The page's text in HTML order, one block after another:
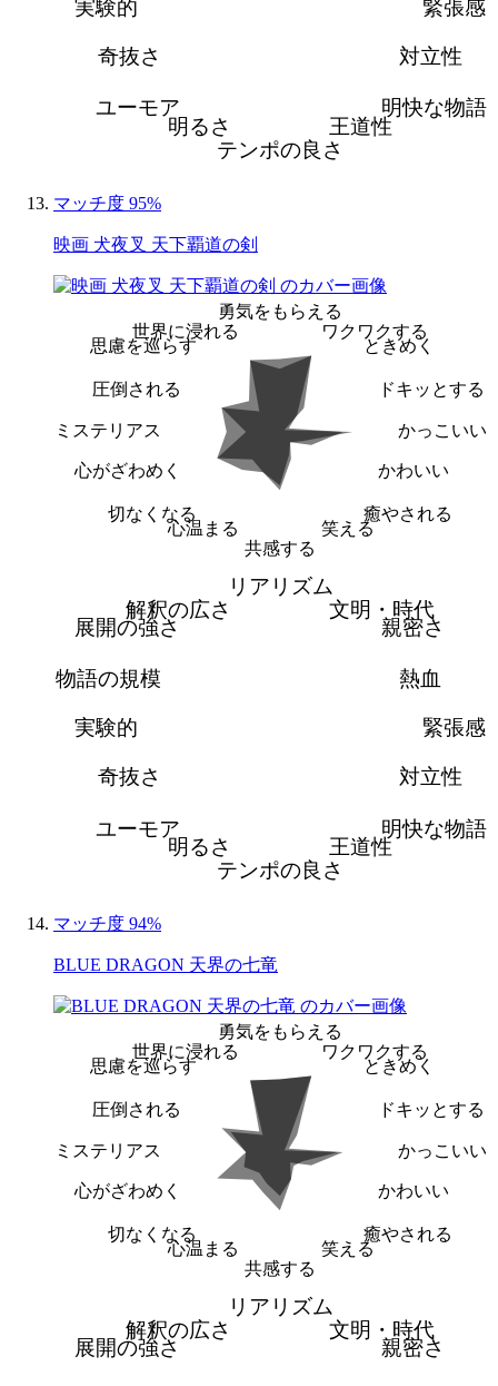
緊張感
対立性
明快な物語
王道性
テンポの良さ
明るさ
ユーモア
奇抜さ
実験的
マッチ度 95%
映画 犬夜叉 天下覇道の剣
勇気をもらえる
ワクワクする
ときめく
ドキッとする
かっこいい
かわいい
癒やされる
笑える
共感する
心温まる
切なくなる
心がざわめく
ミステリアス
圧倒される
思慮を巡らす
世界に浸れる
リアリズム
文明・時代
親密さ
熱血
緊張感
対立性
明快な物語
王道性
テンポの良さ
明るさ
ユーモア
奇抜さ
実験的
物語の規模
展開の強さ
解釈の広さ
マッチ度 94%
BLUE DRAGON 天界の七竜
勇気をもらえる
ワクワクする
ときめく
ドキッとする
かっこいい
かわいい
癒やされる
笑える
共感する
心温まる
切なくなる
心がざわめく
ミステリアス
圧倒される
思慮を巡らす
世界に浸れる
リアリズム
文明・時代
親密さ
展開の強さ
解釈の広さ